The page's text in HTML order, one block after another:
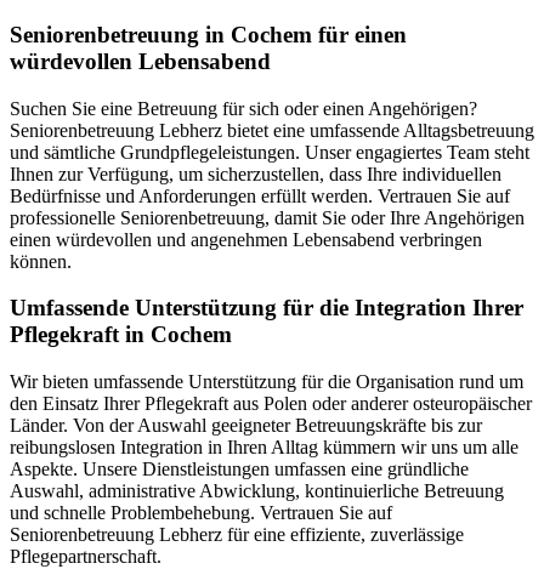
Senioren­betreuung in Cochem für einen
würdevollen Lebensabend
Suchen Sie eine Betreuung für sich oder einen Angehörigen?
Seniorenbetreuung Lebherz bietet eine umfassende Alltagsbetreuung
und sämtliche Grundpflegeleistungen. Unser engagiertes Team steht
Ihnen zur Verfügung, um sicherzustellen, dass Ihre individuellen
Bedürfnisse und Anforderungen erfüllt werden. Vertrauen Sie auf
professionelle Seniorenbetreuung, damit Sie oder Ihre Angehörigen
einen würdevollen und angenehmen Lebensabend verbringen
können.
Umfassende Unterstützung für die Integration Ihrer
Pflegekraft in Cochem
Wir bieten umfassende Unterstützung für die Organisation rund um
den Einsatz Ihrer Pflegekraft aus Polen oder anderer osteuropäischer
Länder. Von der Auswahl geeigneter Betreuungskräfte bis zur
reibungslosen Integration in Ihren Alltag kümmern wir uns um alle
Aspekte. Unsere Dienstleistungen umfassen eine gründliche
Auswahl, administrative Abwicklung, kontinuierliche Betreuung
und schnelle Problembehebung. Vertrauen Sie auf
Seniorenbetreuung Lebherz für eine effiziente, zuverlässige
Pflegepartnerschaft.